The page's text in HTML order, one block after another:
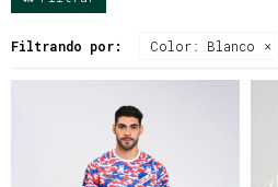
Filtrando por: Color: Blanco